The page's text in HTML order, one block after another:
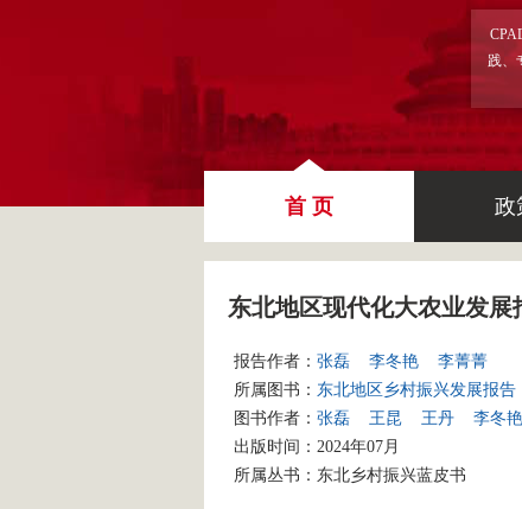
践、
首 页 政
东北地区现代化大农业发展
报告作者： 张磊 李冬艳
李菁菁
所属图书： 东北地区乡村振兴发展报告
图书作者： 张磊 王昆 王丹 李冬艳
出版时间：2024年07月
所属丛书： 东北乡村振兴蓝皮书